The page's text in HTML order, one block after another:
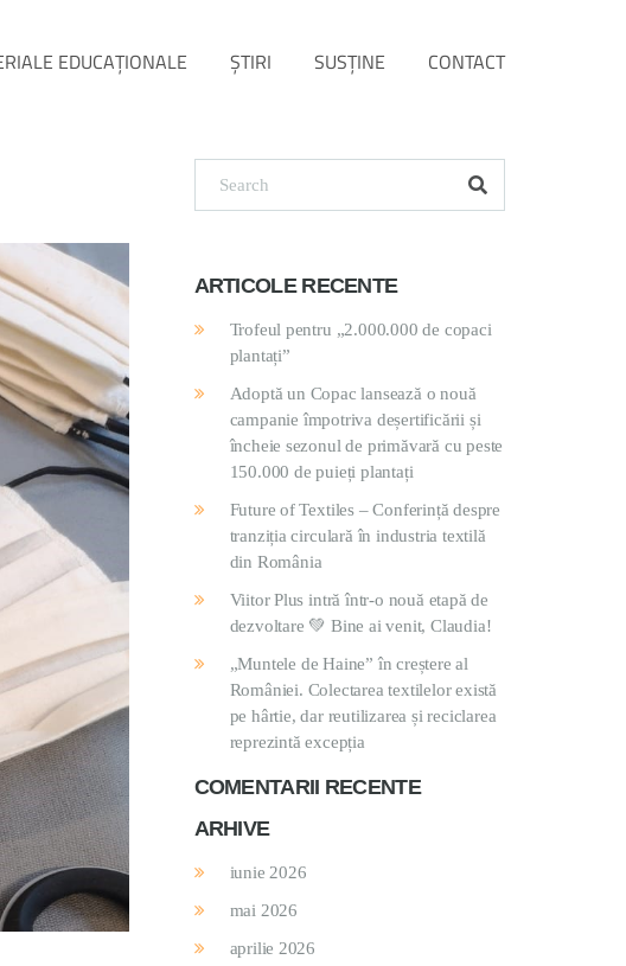
EDUCAȚIONALE ŞTIRI SUSŢINE CONTACT
ARTICOLE RECENTE
Trofeul pentru „2.000.000 de copaci
plantați”
Adoptă un Copac lansează o nouă
campanie împotriva deșertificării și
încheie sezonul de primăvară cu peste
150.000 de puieți plantați
Future of Textiles – Conferință despre
tranziția circulară în industria textilă
din România
Viitor Plus intră într-o nouă etapă de
dezvoltare 💚 Bine ai venit, Claudia!
„Muntele de Haine” în creștere al
României. Colectarea textilelor există
pe hârtie, dar reutilizarea și reciclarea
reprezintă excepția
COMENTARII RECENTE
ARHIVE
iunie 2026
mai 2026
aprilie 2026